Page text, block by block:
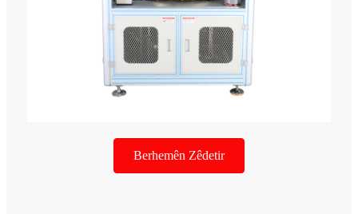
Berhemên Zêdetir